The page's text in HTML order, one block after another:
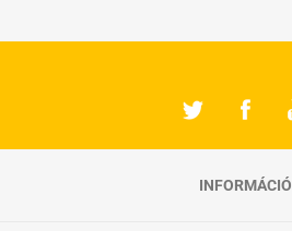
INFORMÁCIÓ